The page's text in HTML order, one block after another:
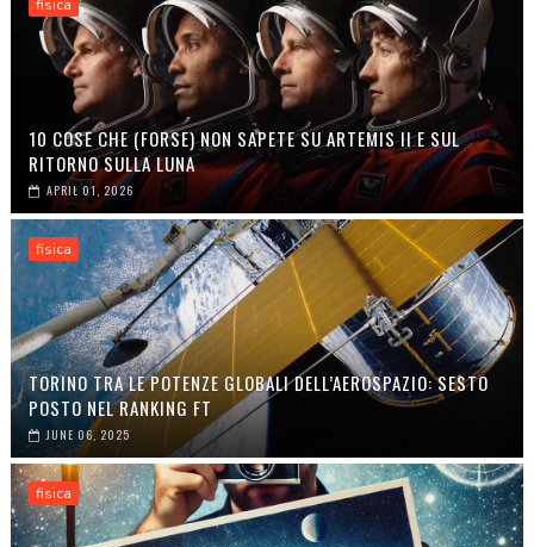
fisica
10 COSE CHE (FORSE) NON SAPETE SU ARTEMIS II E SUL
RITORNO SULLA LUNA
APRIL 01, 2026
fisica
TORINO TRA LE POTENZE GLOBALI DELL’AEROSPAZIO: SESTO
POSTO NEL RANKING FT
JUNE 06, 2025
fisica